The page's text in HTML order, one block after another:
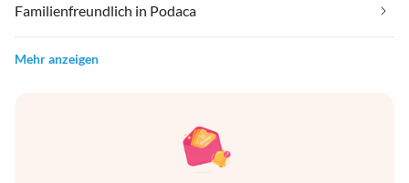
Familienfreundlich in Podaca
Mehr anzeigen